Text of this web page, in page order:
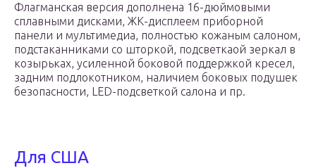
Флагманская версия дополнена 16-дюймовыми
сплавными дисками, ЖК-дисплеем приборной
панели и мультимедиа, полностью кожаным салоном,
подстаканниками со шторкой, подсветкаой зеркал в
козырьках, усиленной боковой поддержкой кресел,
задним подлокотником, наличием боковых подушек
безопасности, LED-подсветкой салона и пр.
Для США